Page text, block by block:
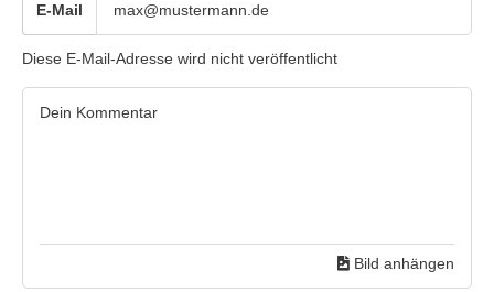
E-Mail
Diese E-Mail-Adresse wird nicht veröffentlicht
Bild anhängen